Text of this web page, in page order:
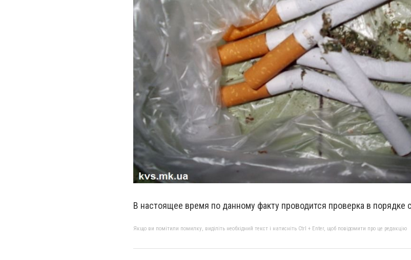
В настоящее время по данному факту проводится проверка в порядке
Якщо ви помітили помилку, виділіть необхідний текст і натисніть Ctrl + Enter, щоб повідомити про це редакцію